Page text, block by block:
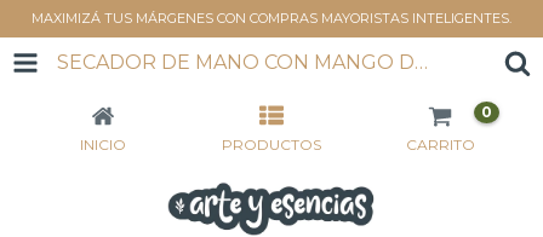
MAXIMIZÁ TUS MÁRGENES CON COMPRAS MAYORISTAS INTELIGENTES.
SECADOR DE MANO CON MANGO DE MADERA (108707)
INICIO PRODUCTOS CARRITO
0